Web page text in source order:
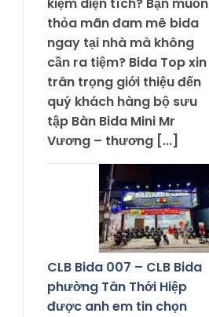
thỏa mãn đam mê bida
ngay tại nhà mà không
cần ra tiệm? Bida Top xin
trân trọng giới thiệu đến
quý khách hàng bộ sưu
tập Bàn Bida Mini Mr
Vương – thương [...]
CLB Bida 007 – CLB Bida
phường Tân Thới Hiệp
được anh em tin chọn